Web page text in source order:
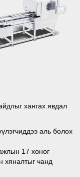
хангах явдал
аль болох
17 хоног
хяналтыг чанд